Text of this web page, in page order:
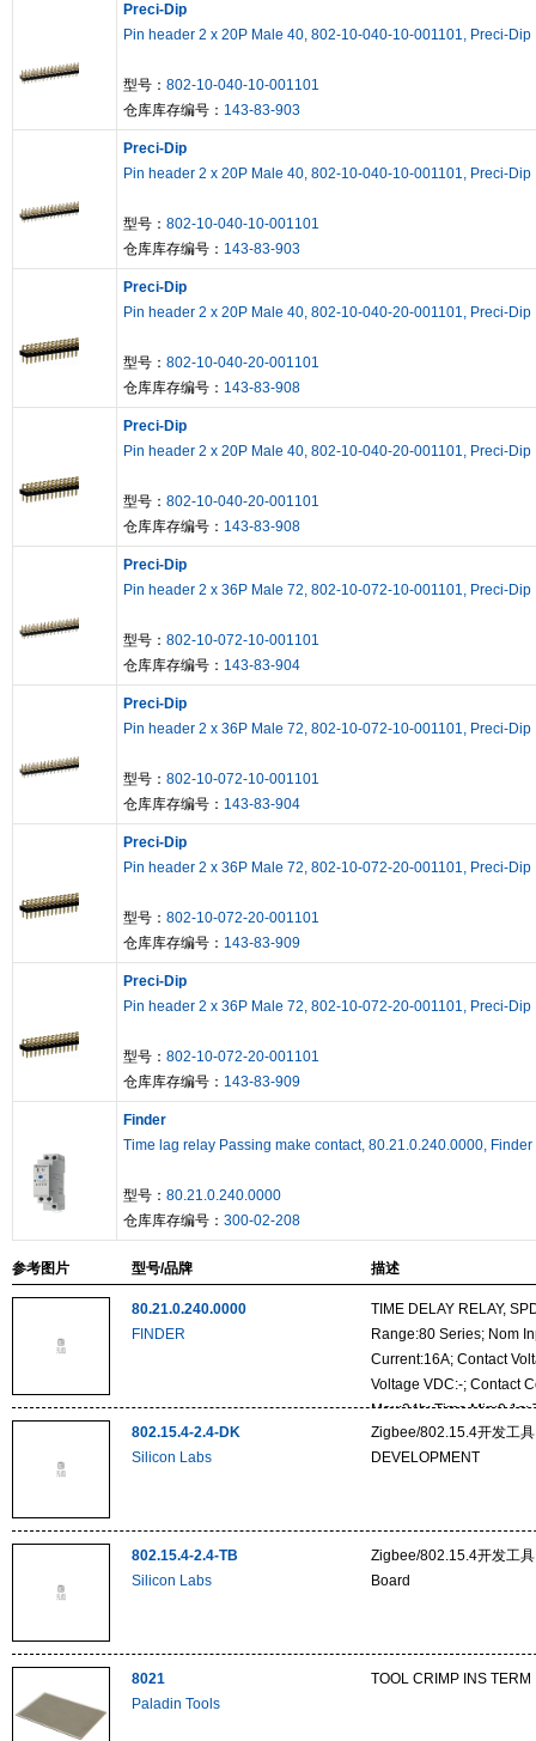
Preci-Dip
Pin header 2 x 20P Male 40, 802-10-040-10-001101, Preci-Dip
型号： 802-10-040-10-001101
仓库库存编号： 143-83-903
Preci-Dip
Pin header 2 x 20P Male 40, 802-10-040-10-001101, Preci-Dip
型号： 802-10-040-10-001101
仓库库存编号： 143-83-903
Preci-Dip
Pin header 2 x 20P Male 40, 802-10-040-20-001101, Preci-Dip
型号： 802-10-040-20-001101
仓库库存编号： 143-83-908
Preci-Dip
Pin header 2 x 20P Male 40, 802-10-040-20-001101, Preci-Dip
型号： 802-10-040-20-001101
仓库库存编号： 143-83-908
Preci-Dip
Pin header 2 x 36P Male 72, 802-10-072-10-001101, Preci-Dip
型号： 802-10-072-10-001101
仓库库存编号： 143-83-904
Preci-Dip
Pin header 2 x 36P Male 72, 802-10-072-10-001101, Preci-Dip
型号： 802-10-072-10-001101
仓库库存编号： 143-83-904
Preci-Dip
Pin header 2 x 36P Male 72, 802-10-072-20-001101, Preci-Dip
型号： 802-10-072-20-001101
仓库库存编号： 143-83-909
Preci-Dip
Pin header 2 x 36P Male 72, 802-10-072-20-001101, Preci-Dip
型号： 802-10-072-20-001101
仓库库存编号： 143-83-909
Finder
Time lag relay Passing make contact, 80.21.0.240.0000, Finder
型号： 80.21.0.240.0000
仓库库存编号： 300-02-208
参考图片 型号/品牌 描述
80.21.0.240.0000
FINDER
TIME DELAY RELAY,
Range:80 Series; Nom
Current:16A; Contact
Voltage VDC:-; Contact
Max:24h; Time Min:0.1s;
Adjustment:Screwdriver
802.15.4-2.4-DK
Silicon Labs
Zigbee/802.15.4开发工
DEVELOPMENT
802.15.4-2.4-TB
Silicon Labs
Zigbee/802.15.4开发工
Board
8021
Paladin Tools
TOOL CRIMP INS